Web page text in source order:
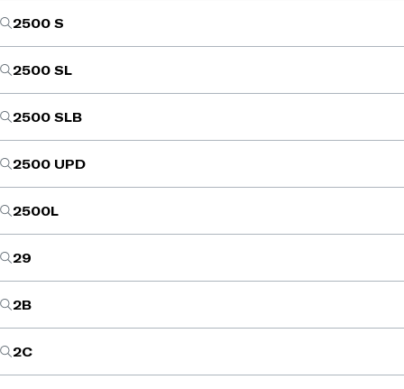
2500 S
2500 SL
2500 SLB
2500 UPD
2500L
29
2B
2C